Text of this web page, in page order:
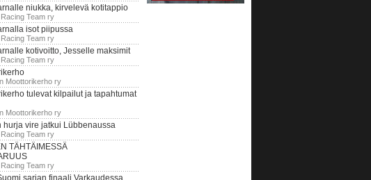
niukka, kirvelevä kotitappio
Team ry
isot piipussa
Team ry
kotivoitto, Jesselle maksimit
Team ry
Moottorikerho ry
tulevat kilpailut ja tapahtumat
Moottorikerho ry
hurja vire jatkui Lübbenaussa
Team ry
TÄHTÄIMESSÄ
Team ry
sarjan finaali Varkaudessa